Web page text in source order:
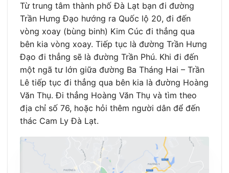
Từ trung tâm thành phố Đà Lạt bạn đi đường
Trần Hưng Đạo hướng ra Quốc lộ 20, đi đến
vòng xoay (bùng binh) Kim Cúc đi thẳng qua
bên kia vòng xoay. Tiếp tục là đường Trần Hưng
Đạo đi thẳng sẽ là đường Trần Phú. Khi đi đến
một ngã tư lớn giữa đường Ba Tháng Hai – Trần
Lê tiếp tục đi thẳng qua bên kia là đường Hoàng
Văn Thụ. Đi thẳng Hoàng Văn Thụ và tìm theo
địa chỉ số 76, hoặc hỏi thêm người dân để đến
thác Cam Ly Đà Lạt.